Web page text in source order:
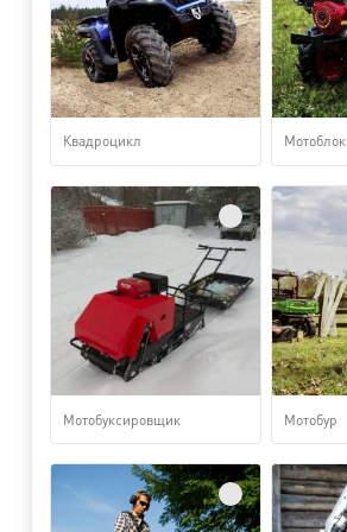
Квадроцикл Мотоблок
Мотобуксировщик Мотобур